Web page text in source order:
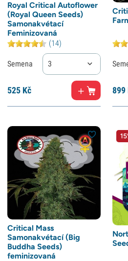
Royal Critical Autoflower
(Royal Queen Seeds)
Samonakvétací
Feminizovaná
(14)
Semena 3
525 Kč 899
Critical Mass
Samonakvétací (Big
Buddha Seeds)
feminizovaná